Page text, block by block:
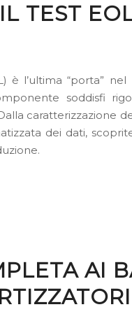
TEST
è l’ultima “porta”
soddisfi
caratterizzazione
dei dati,
AI